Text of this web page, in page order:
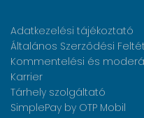
Adatkezelési tájékoztató
Általános Szerződési
Kommentelési és
Karrier
Tárhely szolgáltató
SimplePay by OTP Mobil